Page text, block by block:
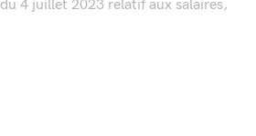
4 juillet 2023 relatif aux salaires,